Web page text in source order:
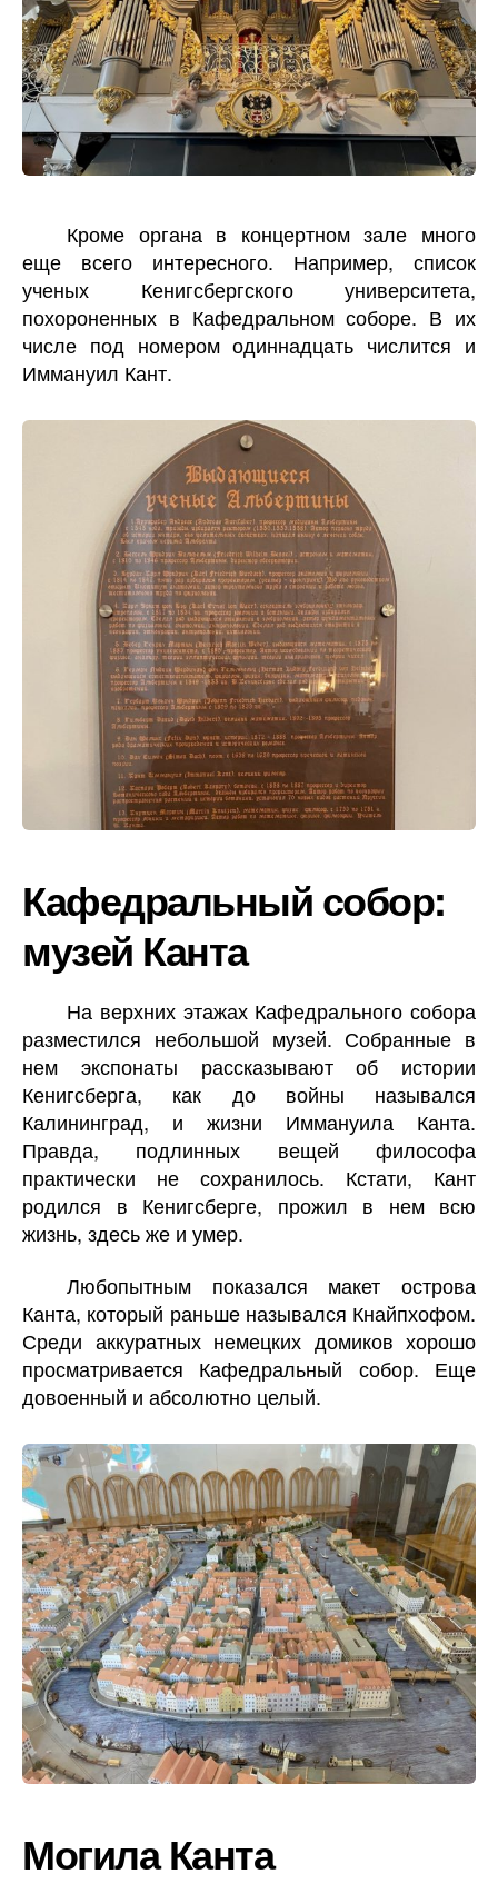
Кроме органа в концертном зале много
еще всего интересного. Например, список
ученых Кенигсбергского университета,
похороненных в Кафедральном соборе. В их
числе под номером одиннадцать числится и
Иммануил Кант.
Кафедральный собор:
музей Канта
На верхних этажах Кафедрального собора
разместился небольшой музей. Собранные в
нем экспонаты рассказывают об истории
Кенигсберга, как до войны назывался
Калининград, и жизни Иммануила Канта.
Правда, подлинных вещей философа
практически не сохранилось. Кстати, Кант
родился в Кенигсберге, прожил в нем всю
жизнь, здесь же и умер.
Любопытным показался макет острова
Канта, который раньше назывался Кнайпхофом.
Среди аккуратных немецких домиков хорошо
просматривается Кафедральный собор. Еще
довоенный и абсолютно целый.
Могила Канта